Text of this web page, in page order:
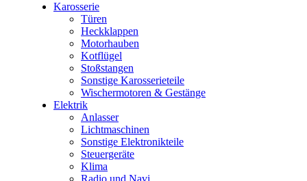
Karosserie
Türen
Heckklappen
Motorhauben
Kotflügel
Stoßstangen
Sonstige Karosserieteile
Wischermotoren & Gestänge
Elektrik
Anlasser
Lichtmaschinen
Sonstige Elektronikteile
Steuergeräte
Klima
Radio und Navi